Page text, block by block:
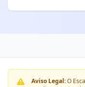
Aviso Legal:O